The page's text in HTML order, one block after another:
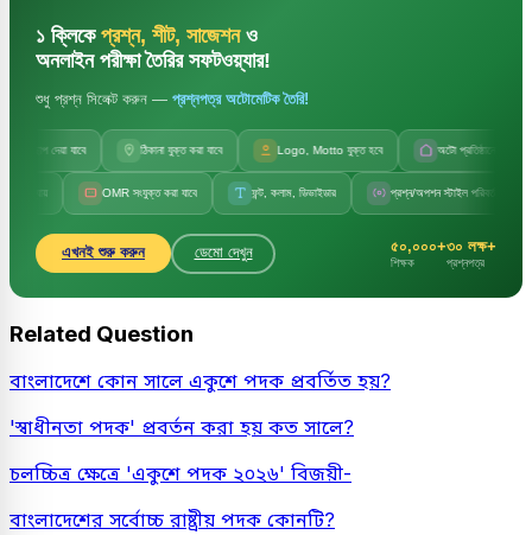
১ ক্লিকে প্রশ্ন, শীট, সাজেশনও
অনলাইন পরীক্ষা তৈরির সফটওয়্যার!
শুধু প্রশ্ন সিলেক্ট করুন — প্রশ্নপত্র অটোমেটিক তৈরি!
দেয়া যাবে ঠিকানা যুক্ত করা যাবে Logo, Motto যুক্ত হবে অটো প্রতিষ্ঠানের নাম
OMR সংযুক্ত করা যাবে ফন্ট, কলাম, ডিভাইডার প্রশ্ন/অপশন স্টাইল পরিবর্তন
এখনই শুরু করুন ডেমো দেখুন ৫০,০০০+
শিক্ষক
৩০ লক্ষ+
প্রশ্নপত্র
Related Question
বাংলাদেশে কোন সালে একুশে পদক প্রবর্তিত হয়?
'স্বাধীনতা পদক' প্রবর্তন করা হয় কত সালে?
চলচ্চিত্র ক্ষেত্রে 'একুশে পদক ২০২৬' বিজয়ী-
বাংলাদেশের সর্বোচ্চ রাষ্ট্রীয় পদক কোনটি?